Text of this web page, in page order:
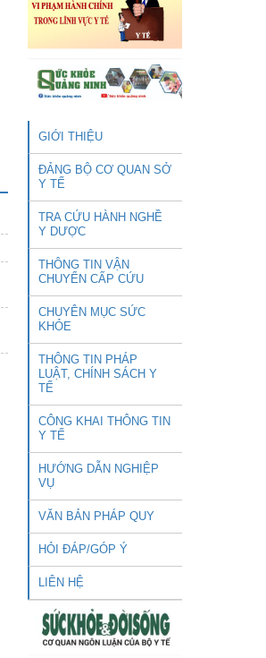
GIỚI THIỆU
ĐẢNG BỘ CƠ QUAN SỞ
Y TẾ
TRA CỨU HÀNH NGHỀ
Y DƯỢC
THÔNG TIN VẬN
CHUYỂN CẤP CỨU
CHUYÊN MỤC SỨC
KHỎE
THÔNG TIN PHÁP
LUẬT, CHÍNH SÁCH Y
TẾ
CÔNG KHAI THÔNG TIN
Y TẾ
HƯỚNG DẪN NGHIỆP
VỤ
VĂN BẢN PHÁP QUY
HỎI ĐÁP/GÓP Ý
LIÊN HỆ